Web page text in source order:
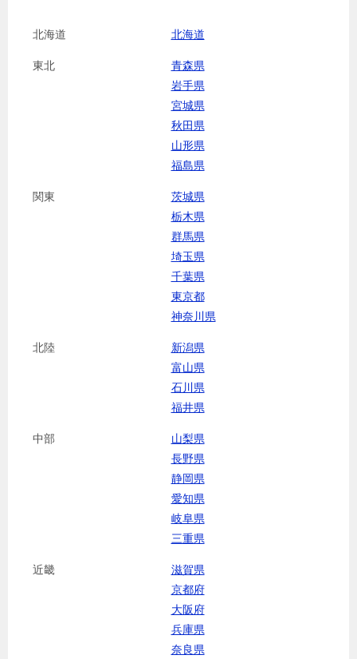
北海道 北海道
東北
青森県
岩手県
宮城県
秋田県
山形県
福島県
関東
茨城県
栃木県
群馬県
埼玉県
千葉県
東京都
神奈川県
北陸
新潟県
富山県
石川県
福井県
中部
山梨県
長野県
静岡県
愛知県
岐阜県
三重県
近畿
滋賀県
京都府
大阪府
兵庫県
奈良県